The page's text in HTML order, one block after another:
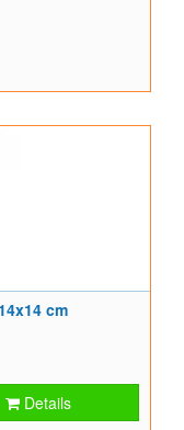
cm
Details